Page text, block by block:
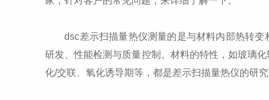
dsc差示扫描量热仪测量的是与材料内部热转变
研发、性能检测与质量控制。材料的特性，如玻璃
化/交联、氧化诱导期等，都是差示扫描量热仪的研